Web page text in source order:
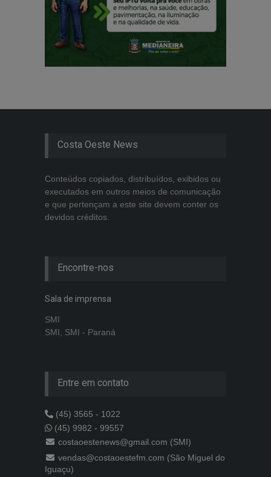
Costa Oeste News
Conteúdos copiados, distribuídos, exibidos ou
executados em outros meios de comunicação
e que pertençam a este site devem conter os
devidos créditos.
Encontre-nos
Sala de imprensa
SMI
SMI, SMI - Paraná
Entre em contato
(45) 3565 - 1022
(45) 9982 - 99557
costaoestenews@gmail.com (SMI)
vendas@costaoestefm.com (São Miguel do
Iguaçu)